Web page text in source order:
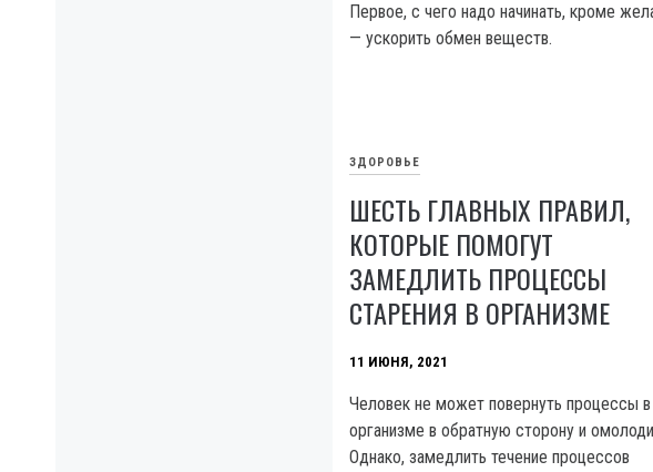
Первое, с чего надо начинать, кроме
— ускорить обмен веществ.
ЗДОРОВЬЕ
ШЕСТЬ ГЛАВНЫХ ПРАВИЛ,
КОТОРЫЕ ПОМОГУТ
ЗАМЕДЛИТЬ ПРОЦЕССЫ
СТАРЕНИЯ В ОРГАНИЗМЕ
11 ИЮНЯ, 2021
Человек не может повернуть процессы в
организме в обратную сторону и
Однако, замедлить течение процессов